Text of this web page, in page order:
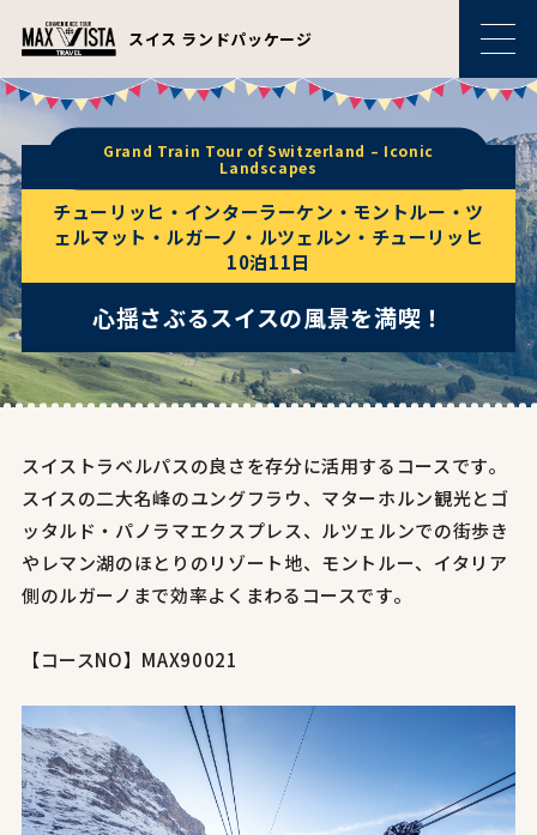
スイス ランドパッケージ
Grand Train Tour of Switzerland – Iconic
Landscapes
チューリッヒ・インターラーケン・モントルー・ツ
ェルマット・ルガーノ・ルツェルン・チューリッヒ
10泊11日
心揺さぶるスイスの風景を満喫！
スイストラベルパスの良さを存分に活用するコースです。
スイスの二大名峰のユングフラウ、マターホルン観光とゴ
ッタルド・パノラマエクスプレス、ルツェルンでの街歩き
やレマン湖のほとりのリゾート地、モントルー、イタリア
側のルガーノまで効率よくまわるコースです。
【コースNO】MAX90021